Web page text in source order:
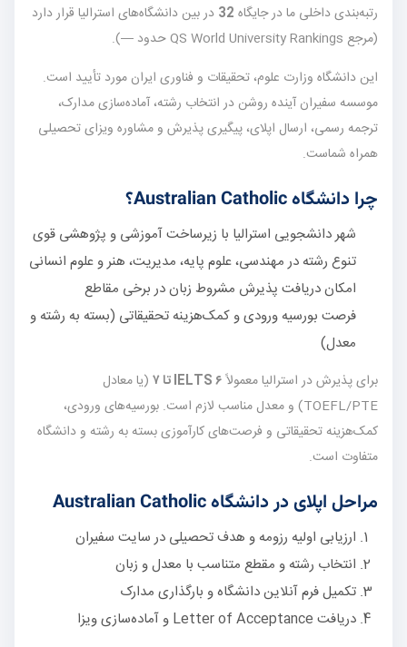
رتبه‌بندی داخلی ما در جایگاه 32 در بین دانشگاه‌های استرالیا قرار دارد
(مرجع QS World University Rankings حدود —).
این دانشگاه وزارت علوم، تحقیقات و فناوری ایران مورد تأیید است.
موسسه سفیران آینده روشن در انتخاب رشته، آماده‌سازی مدارک،
ترجمه رسمی، ارسال اپلای، پیگیری پذیرش و مشاوره ویزای تحصیلی
همراه شماست.
چرا دانشگاه Australian Catholic؟
شهر دانشجویی استرالیا با زیرساخت آموزشی و پژوهشی قوی
تنوع رشته در مهندسی، علوم پایه، مدیریت، هنر و علوم انسانی
امکان دریافت پذیرش مشروط زبان در برخی مقاطع
فرصت بورسیه ورودی و کمک‌هزینه تحقیقاتی (بسته به رشته و
معدل)
برای پذیرش در استرالیا معمولاًIELTS ۶ تا ۷
(یا معادل
TOEFL/PTE) و معدل مناسب لازم است. بورسیه‌های ورودی،
کمک‌هزینه تحقیقاتی و فرصت‌های کارآموزی بسته به رشته و دانشگاه
متفاوت است.
مراحل اپلای در دانشگاه Australian Catholic
ارزیابی اولیه رزومه و هدف تحصیلی در سایت سفیران
انتخاب رشته و مقطع متناسب با معدل و زبان
تکمیل فرم آنلاین دانشگاه و بارگذاری مدارک
دریافت Letter of Acceptance و آماده‌سازی ویزا